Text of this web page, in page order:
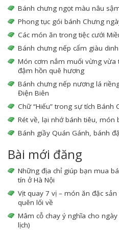
Bánh chưng ngọt màu nâu
Phong tục gói bánh Chưng
Các món ăn trong tiệc cưới
Bánh chưng nếp cẩm giàu
Món cơm nắm muối vừng vừa
đậm hồn quê hương
Bánh chưng nếp nương lá
Điện Biên
Chữ “Hiếu” trong sự tích Bánh
Rét về, lại nhớ bánh tiêu,
Bánh giầy Quán Gánh, bánh
Bài mới đăng
Những địa chỉ giúp bạn mua
tín ở Hà Nội
Vịt quay 7 vị – món ăn đặc
quên lối về
Mâm cỗ chay ý nghĩa cho
lịch)